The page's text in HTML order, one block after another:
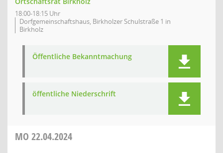
18:00-18:15 Uhr
Dorfgemeinschaftshaus, Birkholzer Schulstraße 1 in
Birkholz
Öffentliche Bekanntmachung
öffentliche Niederschrift
MO 22.04.2024